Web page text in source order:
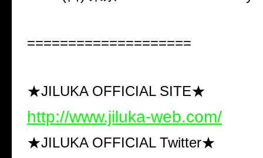
====================
★JILUKA OFFICIAL SITE★
http://www.jiluka-web.com/
★JILUKA OFFICIAL Twitter★